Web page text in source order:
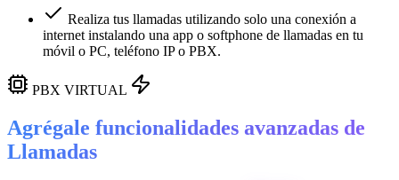
Realiza tus llamadas utilizando solo una conexión a
internet instalando una app o softphone de llamadas en tu
móvil o PC, teléfono IP o PBX.
PBX VIRTUAL
Agrégale funcionalidades avanzadas de
Llamadas